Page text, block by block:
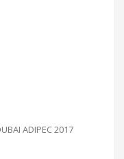
ADIPEC 2017